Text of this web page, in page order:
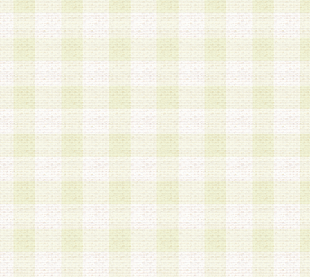
a.既に登録されている会員と同一のメールアドレ
録する場合
b.本サービスと同様のサービスを提供している企
業に従事していると思われる本人またはその家族
場合
c.その他当社が不適切と判断する場合
2.当社は、会員登録希望者を会員として承認する
した 場合、会員登録希望者による会員登録手続
による承認後の場合であっても、会員登録の取り
の抹消を、当社が適切と判 断する方法・手段に
とができるものとします。
3.会員登録希望者が18歳未満、成年被後見人、被
人 である場合は、親権者などの法定代理人の同
録を行うものとします。なお、義務教育学齢に該